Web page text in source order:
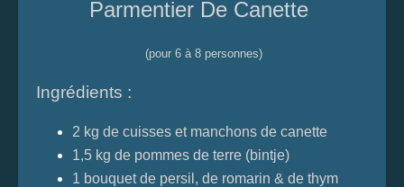
Parmentier De Canette
(pour 6 à 8 personnes)
Ingrédients :
2 kg de cuisses et manchons de canette
1,5 kg de pommes de terre (bintje)
1 bouquet de persil, de romarin & de thym